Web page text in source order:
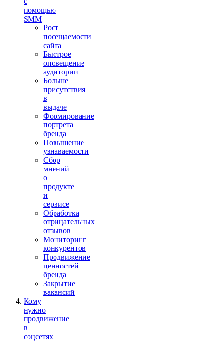
помощью
SMM
Рост
посещаемости
сайта
Быстрое
оповещение
аудитории
Больше
присутствия
в
выдаче
Формирование
портрета
бренда
Повышение
узнаваемости
Сбор
мнений
о
продукте
и
сервисе
Обработка
отрицательных
отзывов
Мониторинг
конкурентов
Продвижение
ценностей
бренда
Закрытие
вакансий
Кому
нужно
продвижение
в
соцсетях